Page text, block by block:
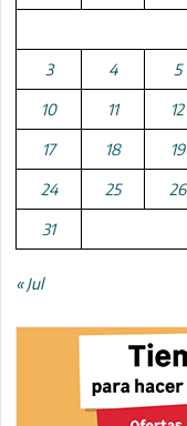
3 4 5
10 11 12
17 18 19
24 25 26
31
« Jul